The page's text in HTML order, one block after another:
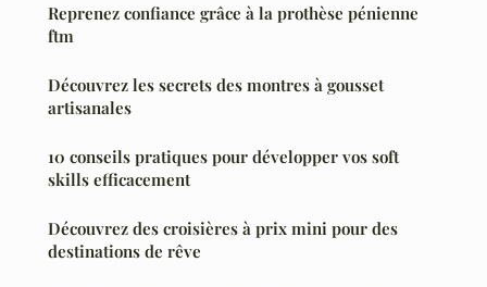
Reprenez confiance grâce à la prothèse pénienne
ftm
Découvrez les secrets des montres à gousset
artisanales
10 conseils pratiques pour développer vos soft
skills efficacement
Découvrez des croisières à prix mini pour des
destinations de rêve